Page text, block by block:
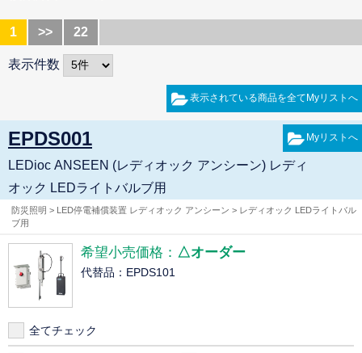
1 >> 22
表示件数
EPDS001
LEDioc ANSEEN (レディオック アンシーン) レディ
オック LEDライトバルブ用
防災照明 > LED停電補償装置 レディオック アンシーン > レディオック LEDライトバル
ブ用
希望小売価格： △オーダー
代替品：EPDS101
全てチェック